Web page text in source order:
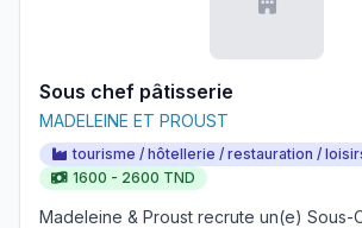
Sous chef pâtisserie
MADELEINE ET PROUST
tourisme / hôtellerie / restauration /
1600 - 2600 TND
Madeleine & Proust recrute un(e) Sous-